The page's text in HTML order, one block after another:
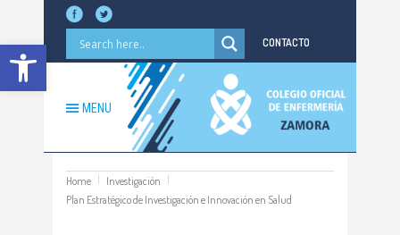
Abrir barra de herramientas CONTACTO
MENU
Home
Investigación
Plan Estratégico de Investigación e Innovación en Salud